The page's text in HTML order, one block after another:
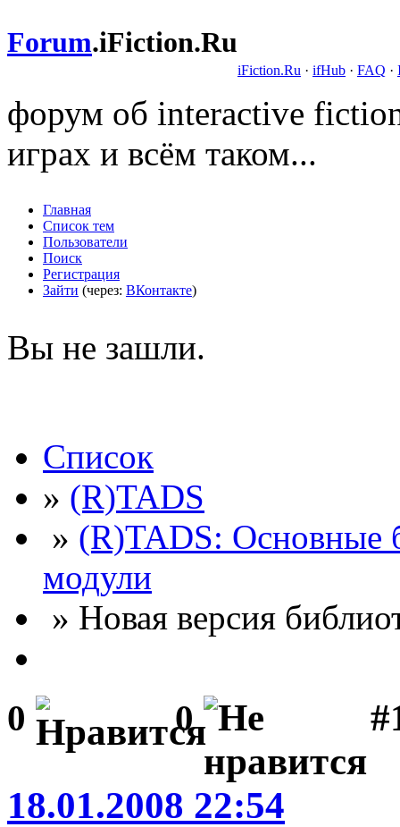
Forum.iFiction.Ru
iFiction.Ru · ifHub · FAQ ·
форум об interactive
играх и всём таком...
Главная
Список тем
Пользователи
Поиск
Регистрация
Зайти (через: ВКонтакте)
Вы не зашли.
Список
» (R)TADS
» (R)TADS: Основные
модули
» Новая версия
0 0
18.01.2008 22:54